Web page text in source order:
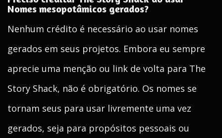
Nomes mesopotâmicos gerados?
Nenhum crédito é necessário ao usar nomes
gerados em seus projetos. Embora eu sempre
aprecie uma menção ou link de volta para The
Story Shack, não é obrigatório. Os nomes se
tornam seus para usar livremente uma vez
gerados, seja para propósitos pessoais ou